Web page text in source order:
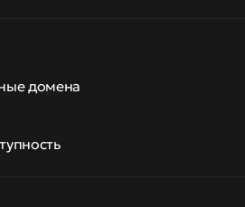
домена